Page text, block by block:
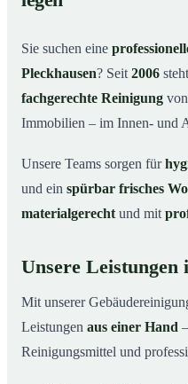
04So läuft die
Typische Anlässe für
Gebäudereinigung in
Sie suchen eine
Pleckhausen? Seit 2006 steht
fachgerechte Reinigung
Immobilien – im Innen- und
Unsere Teams sorgen für
und ein spürbar frisches
materialgerecht und mit
Unsere
Mit unserer
Leistungen aus einer Hand
Reinigungsmittel und